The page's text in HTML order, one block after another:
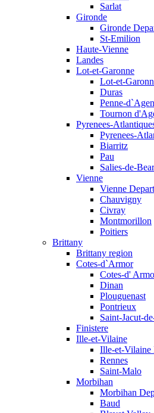
Sarlat
Gironde
Gironde
St-Emilion
Haute-Vienne
Landes
Lot-et-Garonne
Lot-et-
Duras
Penne-
Tournon
Pyrenees-
Pyrenees-
Biarritz
Pau
Salies-de-
Vienne
Vienne
Chauvigny
Civray
Montmorillon
Poitiers
Brittany
Brittany region
Cotes-d`Armor
Cotes-d'
Dinan
Plouguenast
Pontrieux
Saint-Jacut-
Finistere
Ille-et-Vilaine
Ille-et-Vilaine
Rennes
Saint-Malo
Morbihan
Morbihan
Baud